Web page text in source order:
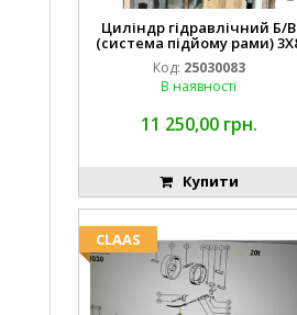
Циліндр гідравлічний Б/В
(система підйому рами)
87423768
Код: 25030083
В наявності
11 250,00 грн.
Купити
CLAAS